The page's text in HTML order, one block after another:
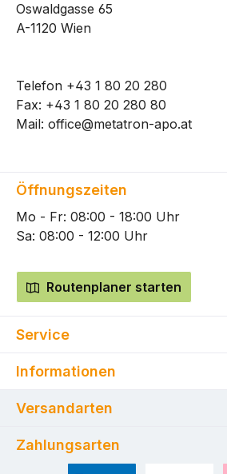
Oswaldgasse 65
A-1120 Wien
Telefon +43 1 80 20 280
Fax: +43 1 80 20 280 80
Mail: office@metatron-apo.at
Öffnungszeiten
Mo - Fr: 08:00 - 18:00 Uhr
Sa: 08:00 - 12:00 Uhr
Routenplaner starten
Service
Informationen
Versandarten
Zahlungsarten